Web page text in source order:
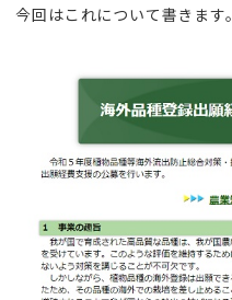
今回はこれについて書きます。